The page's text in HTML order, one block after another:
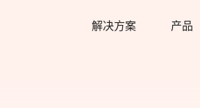
解决方案 产品